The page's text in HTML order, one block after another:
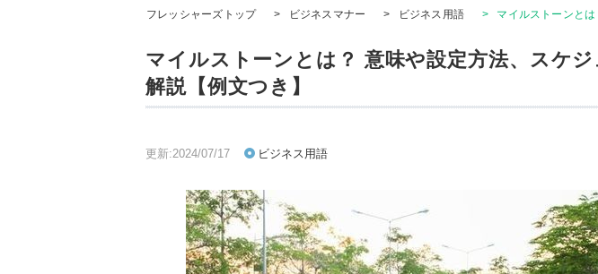
フレッシャーズトップ > ビジネスマナー > ビジネス用語 > マイルストーンと
マイルストーンとは？ 意味や設定方法、スケ
解説【例文つき】
更新:2024/07/17 ビジネス用語